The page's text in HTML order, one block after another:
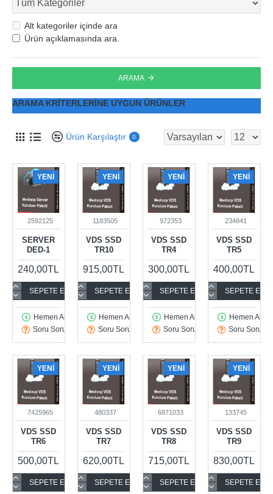
Alt kategoriler içinde ara
Ürün açıklamasında ara.
ARAMA
ARAMA KRITERLERINE UYGUN ÜRÜNLER
Ürün Karşılaştır 0
YENI
2592125
SERVER
DED-1
240,00TL
SEPETE EKLE
Hemen Al
Soru Sorun
YENI
1183505
VDS SSD
TR10
915,00TL
SEPETE EKLE
Hemen Al
Soru Sorun
YENI
972353
VDS SSD
TR4
300,00TL
SEPETE EKLE
Hemen Al
Soru Sorun
YENI
234841
VDS SSD
TR5
400,00TL
SEPETE
Hemen Al
Soru Sorun
YENI
7425965
VDS SSD
TR6
500,00TL
SEPETE EKLE
YENI
480337
VDS SSD
TR7
620,00TL
SEPETE EKLE
YENI
6871033
VDS SSD
TR8
715,00TL
SEPETE EKLE
YENI
133745
VDS SSD
TR9
830,00TL
SEPETE